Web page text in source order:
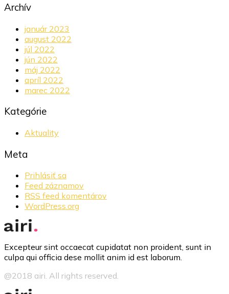
Archív
január 2023
august 2022
júl 2022
jún 2022
máj 2022
apríl 2022
marec 2022
Kategórie
Aktuality
Meta
Prihlásiť sa
Feed záznamov
RSS feed komentárov
WordPress.org
Excepteur sint occaecat cupidatat non proident, sunt in
culpa qui officia dese mollit anim id est laborum.
@2018 airi. All rights reserved.